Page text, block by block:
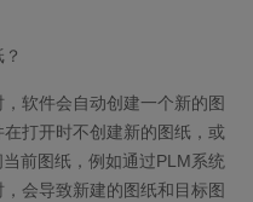
，软件会自动创建一个新的图
在打开时不创建新的图纸，或
前图纸，例如通过PLM系统
会导致新建的图纸和目标图